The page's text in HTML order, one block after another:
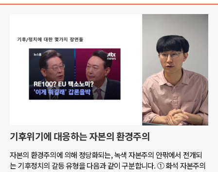
기후위기에 대응하는 자본의 환경주의
자본의 환경주의에 의해 정당화되는, 녹색 자본주의 안팎에서 전개되
는 기후정치의 갈등 유형을 다음과 같이 구분합니다. ① 화석 자본주의